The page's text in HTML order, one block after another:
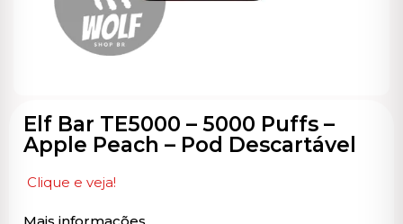
Elf Bar TE5000 – 5000 Puffs –
Apple Peach – Pod Descartável
Clique e veja!